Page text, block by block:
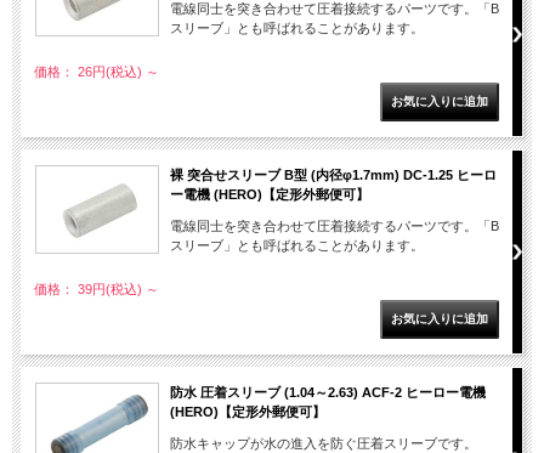
電線同士を突き合わせて圧着接続するパーツです。「B
スリーブ」とも呼ばれることがあります。
価格： 26円(税込) ～
裸 突合せスリーブ B型 (内径φ1.7mm) DC-1.25 ヒーロ
ー電機 (HERO)【定形外郵便可】
電線同士を突き合わせて圧着接続するパーツです。「B
スリーブ」とも呼ばれることがあります。
価格： 39円(税込) ～
防水 圧着スリーブ (1.04～2.63) ACF-2 ヒーロー電機
(HERO)【定形外郵便可】
防水キャップが水の進入を防ぐ圧着スリーブです。